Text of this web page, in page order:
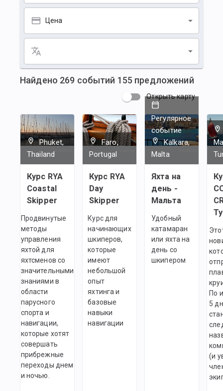
Цена
Найдено 269 событий 155 предложений
Открыть карту
Phuket,
Thailand
Курс RYA
Coastal
Skipper
Продвинутые
методы
управления
яхтой для
яхтсменов со
значительными
знаниями в
области
парусного
спорта и
навигации,
которые хотят
совершать
прибрежные
переходы днем
и ночью.
Faro,
Portugal
Курс RYA
Day
Skipper
Курс для
начинающих
шкиперов,
которые
имеют
небольшой
опыт
яхтинга и
базовые
навыки
навигации
Регулярное
событие
Kalkara,
Malta
Яхта на
день -
Мальта
Удобный
катамаран
или яхта на
день со
шкипером
По
5
(и